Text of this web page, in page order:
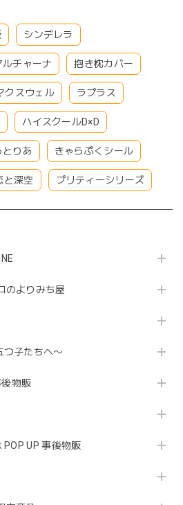
シンデレラ
ルチャーナ 抱き枕カバー
クスウェル ラプラス
ハイスクールD×D
とりあ きゃらぷくシール
と深空 プリティーシリーズ
のよりみち屋
つ子たちへ〜
後物販
UP 事後物販